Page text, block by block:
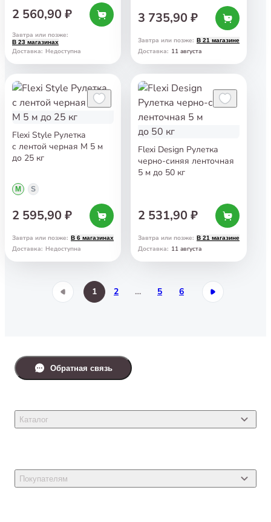
2 560,90 ₽
Завтра или позже:
В 23 магазинах
Доставка: Недоступна
3 735,90 ₽
Завтра или позже: В 21 магазине
Доставка: 11 августа
Flexi Style Рулетка
с лентой черная М 5 м
до 25 кг
M S
2 595,90 ₽
Завтра или позже: В 6 магазинах
Доставка: Недоступна
Flexi Design Рулетка
черно-синяя ленточная
5 м до 50 кг
2 531,90 ₽
Завтра или позже: В 21 магазине
Доставка: 11 августа
1 2 … 5 6
Каталог
Товары для собак
Покупателям
Обратная связь